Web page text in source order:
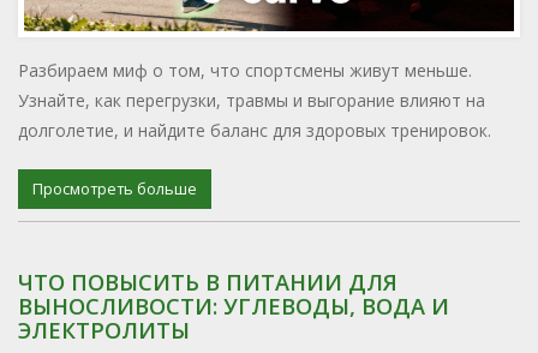
Разбираем миф о том, что спортсмены живут меньше.
Узнайте, как перегрузки, травмы и выгорание влияют на
долголетие, и найдите баланс для здоровых тренировок.
Просмотреть больше
ЧТО ПОВЫСИТЬ В ПИТАНИИ ДЛЯ
ВЫНОСЛИВОСТИ: УГЛЕВОДЫ, ВОДА И
ЭЛЕКТРОЛИТЫ